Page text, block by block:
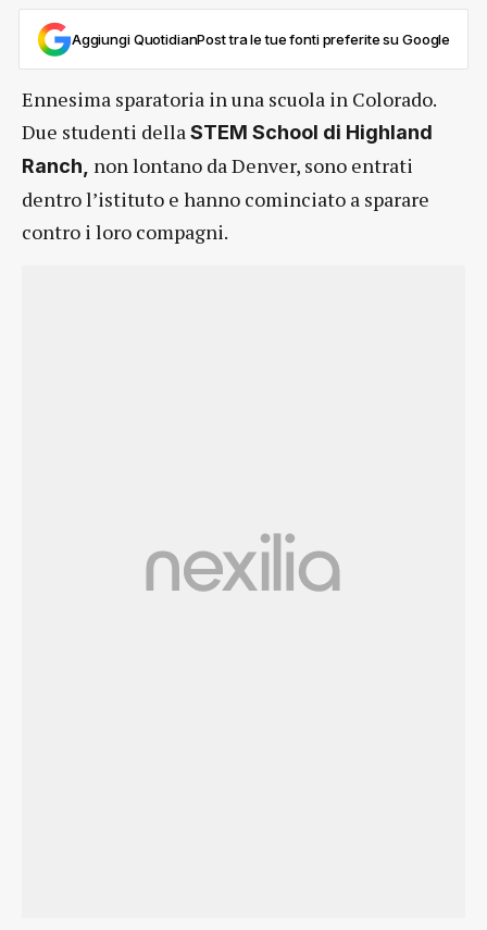
Aggiungi QuotidianPost tra le tue fonti preferite su Google
Ennesima sparatoria in una scuola in Colorado.
Due studenti della STEM School di Highland
Ranch, non lontano da Denver, sono entrati
dentro l’istituto e hanno cominciato a sparare
contro i loro compagni.